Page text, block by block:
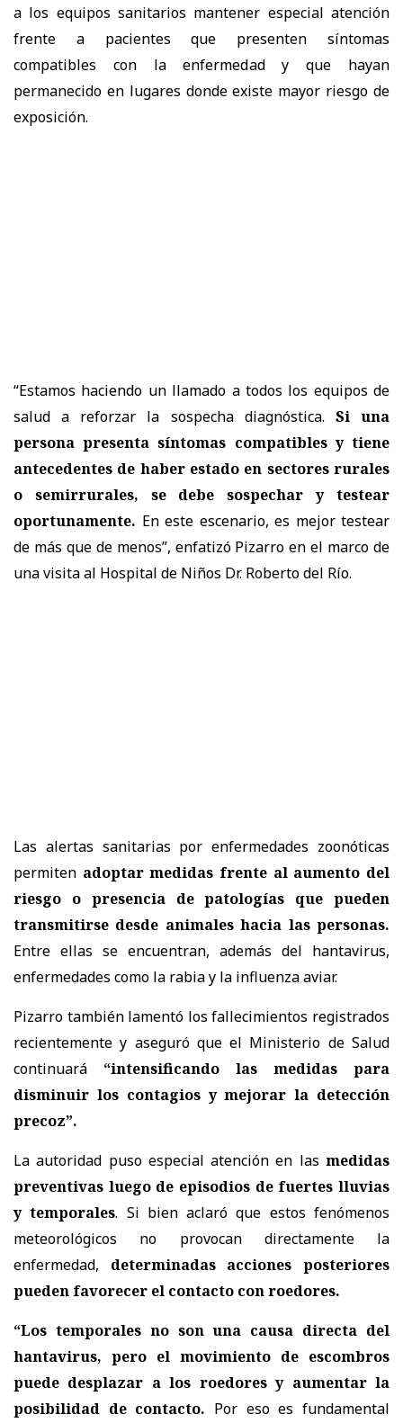
a los equipos sanitarios mantener especial atención
frente a pacientes que presenten síntomas
compatibles con la enfermedad y que hayan
permanecido en lugares donde existe mayor riesgo de
exposición.
“Estamos haciendo un llamado a todos los equipos de
salud a reforzar la sospecha diagnóstica. Si una
persona presenta síntomas compatibles y tiene
antecedentes de haber estado en sectores rurales
o semirrurales, se debe sospechar y testear
oportunamente. En este escenario, es mejor testear
de más que de menos”, enfatizó Pizarro en el marco de
una visita al Hospital de Niños Dr. Roberto del Río.
Las alertas sanitarias por enfermedades zoonóticas
permiten adoptar medidas frente al aumento del
riesgo o presencia de patologías que pueden
transmitirse desde animales hacia las personas.
Entre ellas se encuentran, además del hantavirus,
enfermedades como la rabia y la influenza aviar.
Pizarro también lamentó los fallecimientos registrados
recientemente y aseguró que el Ministerio de Salud
continuará “intensificando las medidas para
disminuir los contagios y mejorar la detección
precoz”.
La autoridad puso especial atención en las medidas
preventivas luego de episodios de fuertes lluvias
y temporales. Si bien aclaró que estos fenómenos
meteorológicos no provocan directamente la
enfermedad, determinadas acciones posteriores
pueden favorecer el contacto con roedores.
“Los temporales no son una causa directa del
hantavirus, pero el movimiento de escombros
puede desplazar a los roedores y aumentar la
posibilidad de contacto. Por eso es fundamental